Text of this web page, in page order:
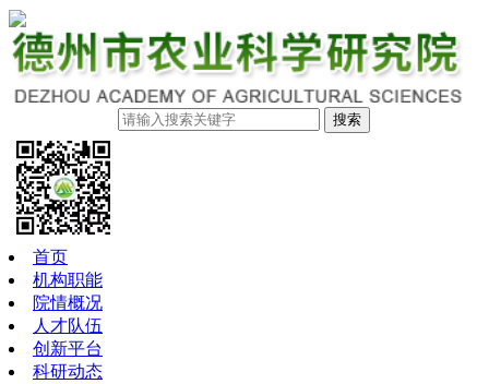
搜索
首页
机构职能
院情概况
人才队伍
创新平台
科研动态